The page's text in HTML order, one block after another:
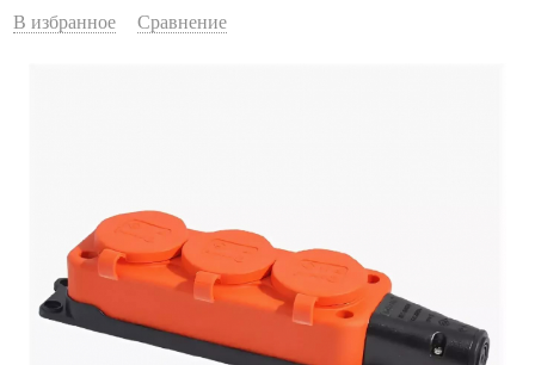
В избранное Сравнение